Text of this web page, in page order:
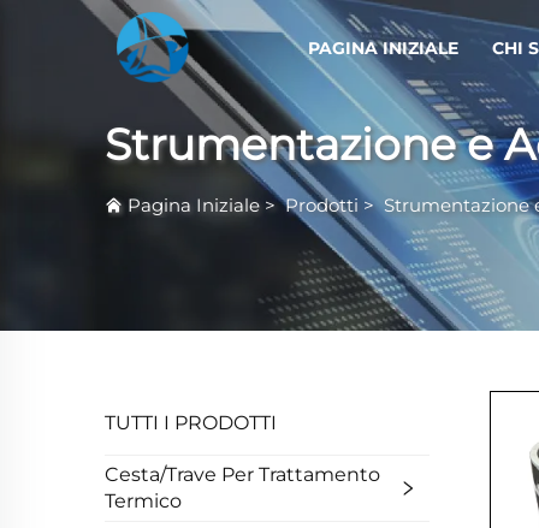
PAGINA INIZIALE CHI
Strumentazione e
Pagina Iniziale >Prodotti > Strumentazione
TUTTI I PRODOTTI
Cesta/Trave Per Trattamento
Termico